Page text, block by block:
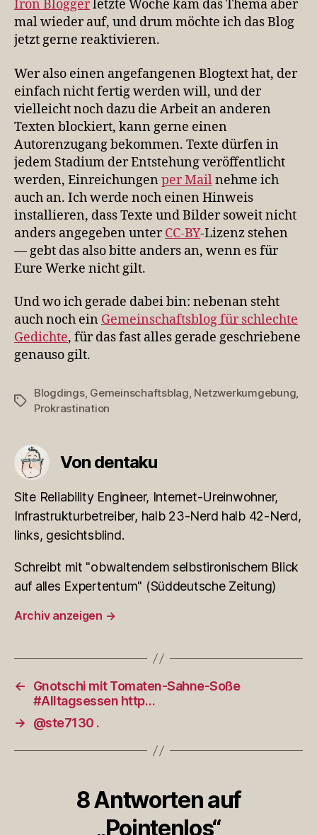
Iron Bloggerletzte Woche kam das Thema aber
mal wieder auf, und drum möchte ich das Blog
jetzt gerne reaktivieren.
Wer also einen angefangenen Blogtext hat, der
einfach nicht fertig werden will, und der
vielleicht noch dazu die Arbeit an anderen
Texten blockiert, kann gerne einen
Autorenzugang bekommen. Texte dürfen in
jedem Stadium der Entstehung veröffentlicht
werden, Einreichungen per Mailnehme ich
auch an. Ich werde noch einen Hinweis
installieren, dass Texte und Bilder soweit nicht
anders angegeben unterCC-BY-Lizenz stehen
— gebt das also bitte anders an, wenn es für
Eure Werke nicht gilt.
Und wo ich gerade dabei bin: nebenan steht
auch noch ein Gemeinschaftsblog für schlechte
Gedichte, für das fast alles gerade geschriebene
genauso gilt.
Schlagwörter
Blogdings, Gemeinschaftsblag, Netzwerkumgebung,
Prokrastination
Von dentaku
Site Reliability Engineer, Internet-Ureinwohner,
Infrastrukturbetreiber, halb 23-Nerd halb 42-Nerd,
links, gesichtsblind.
Schreibt mit "obwaltendem selbstironischem Blick
auf alles Expertentum" (Süddeutsche Zeitung)
Archiv anzeigen →
←
Gnotschi mit Tomaten-Sahne-Soße
#Alltagsessen http…
→
@ste7130 .
8 Antworten auf
„Pointenlos“